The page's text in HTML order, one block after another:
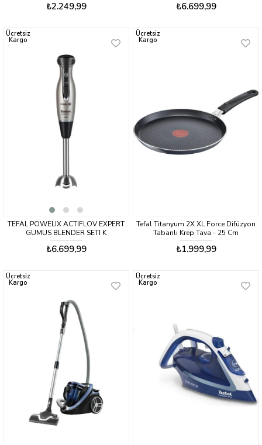
₺2.249,99 ₺6.699,99
TEFAL POWELIX ACTIFLOV EXPERT
GUMUS BLENDER SETI K
₺6.699,99
Ücretsiz
Kargo
Tefal Titanyum 2X XL Force Difüzyon
Tabanlı Krep Tava - 25 Cm
₺1.999,99
Ücretsiz
Kargo
Ücretsiz
Kargo
Ücretsiz
Kargo